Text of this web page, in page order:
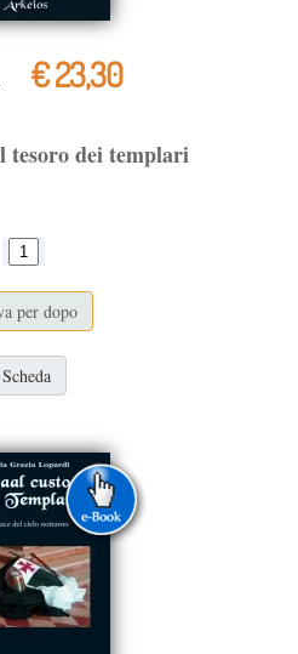
€ 23,30
tesoro dei templari
per dopo
Scheda